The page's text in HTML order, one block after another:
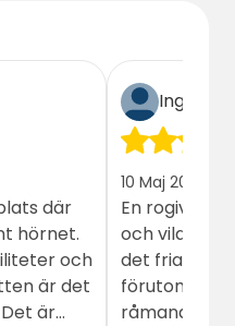
där
hörnet.
och
är det
Ingela
10 Maj 2026
En
och vilda
det fria är
förutom
råmande